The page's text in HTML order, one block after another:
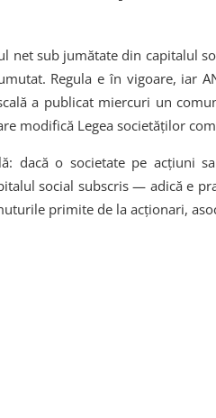
net sub jumătate din capitalul
Regula e în vigoare, iar
a publicat miercuri un
modifică Legea societăților
dacă o societate pe acțiuni
social subscris — adică e
primite de la acționari,